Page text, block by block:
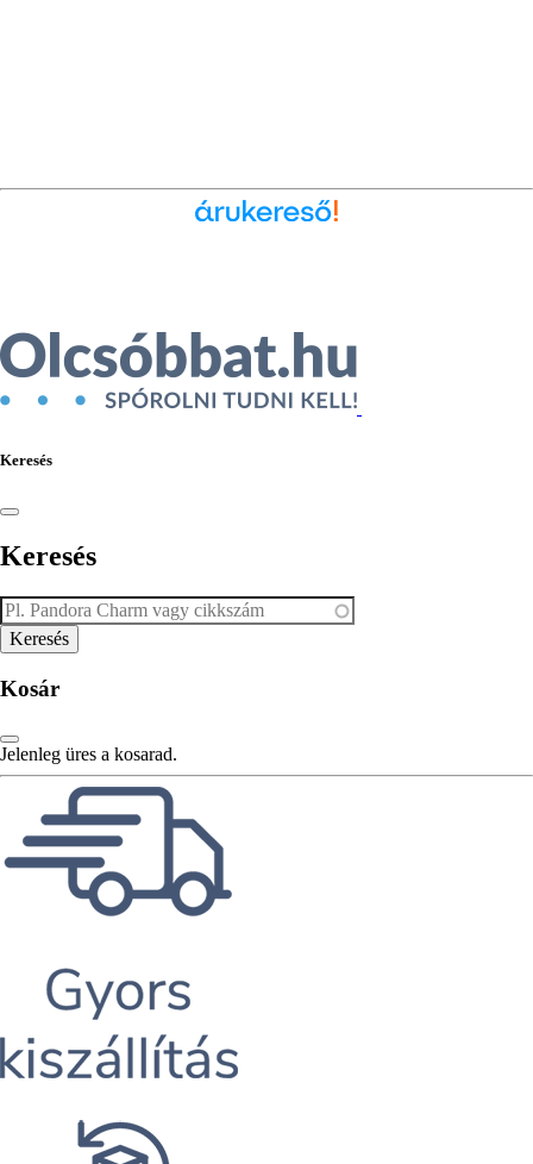
Keresés
Keresés
Kosár
Jelenleg üres a kosarad.